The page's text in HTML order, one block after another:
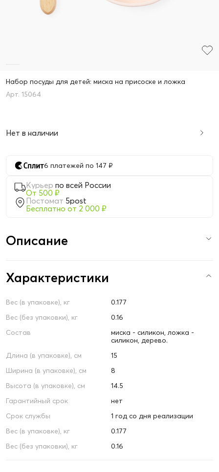
Набор посуды для детей: миска на присоске и ложка
15064
Нет в наличии
6 платежей по 147 ₽
Курьер по всей России
От 500 ₽
Постомат 5post
Бесплатно от 2 000 ₽
Описание
Характеристики
Вес (в упаковке), кг
0.177
Вес (без упаковки), кг
0.16
Состав
миска - силикон, ложка -
силикон, дерево.
Длина (в упаковке), см
15
Ширина (в упаковке), см
8
Высота (в упаковке), см
14.5
Гарантийный срок
нет
Срок службы
1 год со дня реализации
Вес (в упаковке), кг
0.177
Вес (без упаковки), кг
0.16